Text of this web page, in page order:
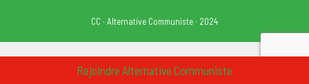
Rejoindre Alternative Communiste
CC · Alternative Communiste · 2024